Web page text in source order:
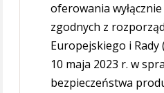
oferowania
zgodnych z
Europejskiego i Rady
10 maja 2023 r. w
bezpieczeństwa